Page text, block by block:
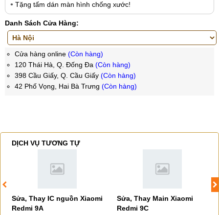
Tặng tấm dán màn hình chống xước!
Danh Sách Cửa Hàng:
Cửa hàng online (Còn hàng)
120 Thái Hà, Q. Đống Đa (Còn hàng)
398 Cầu Giấy, Q. Cầu Giấy (Còn hàng)
42 Phố Vọng, Hai Bà Trưng (Còn hàng)
DỊCH VỤ TƯƠNG TỰ
Sửa, Thay IC nguồn Xiaomi
Redmi 9A
Sửa, Thay Main Xiaomi
Redmi 9C